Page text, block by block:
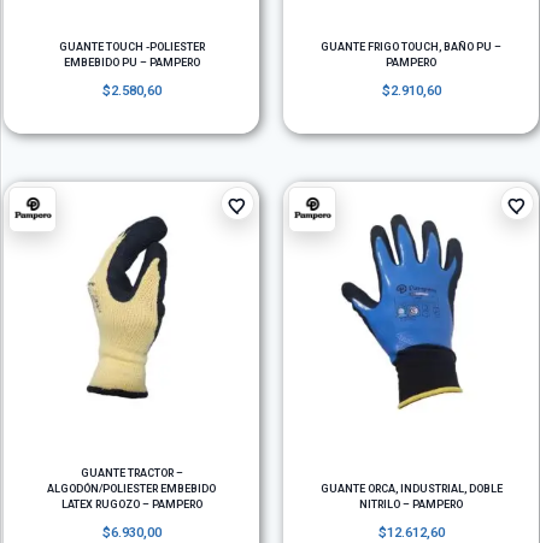
GUANTE TOUCH -POLIESTER
EMBEBIDO PU – PAMPERO
$2.580,60
GUANTE FRIGO TOUCH, BAÑO PU –
PAMPERO
$2.910,60
GUANTE TRACTOR –
ALGODÓN/POLIESTER EMBEBIDO
LATEX RUGOZO – PAMPERO
$6.930,00
GUANTE ORCA, INDUSTRIAL, DOBLE
NITRILO – PAMPERO
$12.612,60